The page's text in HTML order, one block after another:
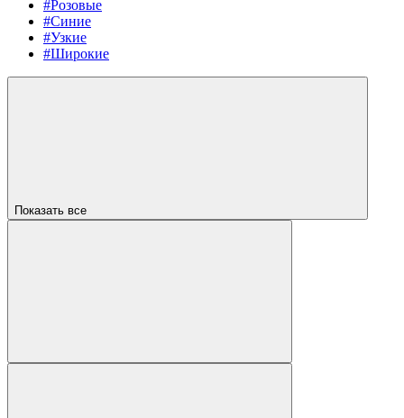
#Розовые
#Синие
#Узкие
#Широкие
Показать все